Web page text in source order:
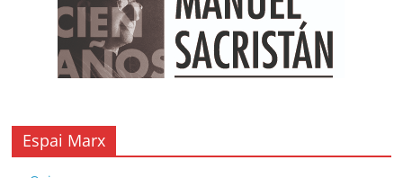
Espai Marx